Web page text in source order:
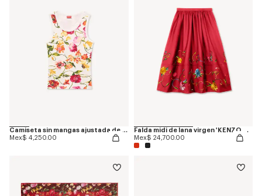
Camiseta sin mangas ajustada de algodón 'KENZO Wildflower'
Mex$ 4,250.00
Falda midi de lana virgen 'KENZO Wildflower'
Mex$ 24,700.00